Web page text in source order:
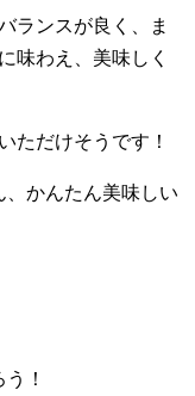
ランスが良く、ま
味わえ、美味しく
ただけそうです！
、かんたん美味しい
！